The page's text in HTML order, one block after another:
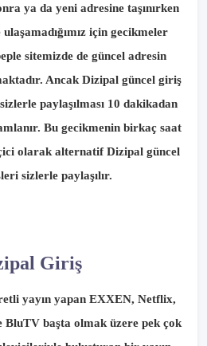
ya da yeni adresine taşınırken
için gecikmeler
sitemizde de güncel adresin
Ancak Dizipal güncel giriş
paylaşılması 10 dakikadan
Bu gecikmenin birkaç saat
olarak alternatif Dizipal güncel
sizlerle paylaşılır.
Giriş
yayın yapan EXXEN, Netflix,
BluTV başta olmak üzere pek çok